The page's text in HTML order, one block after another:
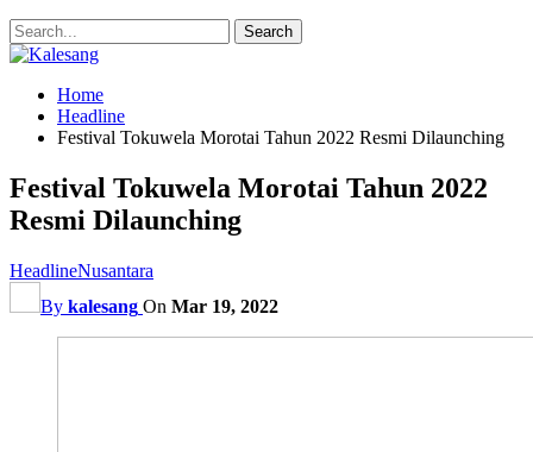
Home
Headline
Festival Tokuwela Morotai Tahun 2022 Resmi Dilaunching
Festival Tokuwela Morotai Tahun 2022
Resmi Dilaunching
HeadlineNusantara
By kalesang On Mar 19, 2022